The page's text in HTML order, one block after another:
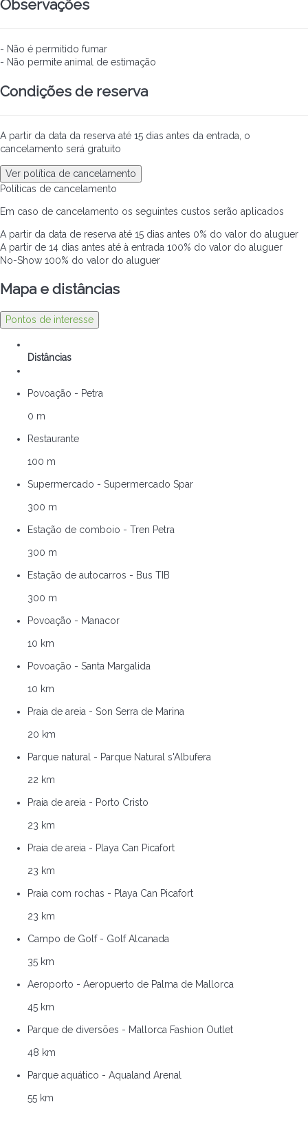
Observações
- Não é permitido fumar
- Não permite animal de estimação
Condições de reserva
A partir da data da reserva até 15 dias antes da entrada, o
cancelamento será gratuito
Ver política de cancelamento
Políticas de cancelamento
Em caso de cancelamento os seguintes custos serão aplicados
A partir da data de reserva até 15 dias antes 0% do valor do aluguer
A partir de 14 dias antes até à entrada 100% do valor do aluguer
No-Show 100% do valor do aluguer
Mapa e distâncias
Pontos de interesse
Distâncias
Povoação - Petra
0 m
Restaurante
100 m
Supermercado - Supermercado Spar
300 m
Estação de comboio - Tren Petra
300 m
Estação de autocarros - Bus TIB
300 m
Povoação - Manacor
10 km
Povoação - Santa Margalida
10 km
Praia de areia - Son Serra de Marina
20 km
Parque natural - Parque Natural s'Albufera
22 km
Praia de areia - Porto Cristo
23 km
Praia de areia - Playa Can Picafort
23 km
Praia com rochas - Playa Can Picafort
23 km
Campo de Golf - Golf Alcanada
35 km
Aeroporto - Aeropuerto de Palma de Mallorca
45 km
Parque de diversões - Mallorca Fashion Outlet
48 km
Parque aquático - Aqualand Arenal
55 km